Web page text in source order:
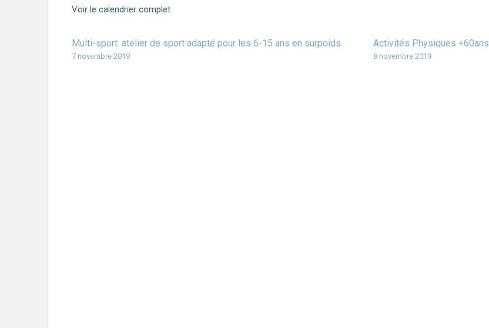
Voir le calendrier complet
Multi-sport: atelier de sport adapté pour les 6-15 ans en surpoids
7 novembre 2019
Activités Physiques +60ans
8 novembre 2019